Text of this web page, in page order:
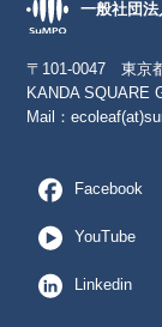
一般社団
〒101-0047 東京
KANDA SQUARE
Mail：
Facebook
YouTube
Linkedin